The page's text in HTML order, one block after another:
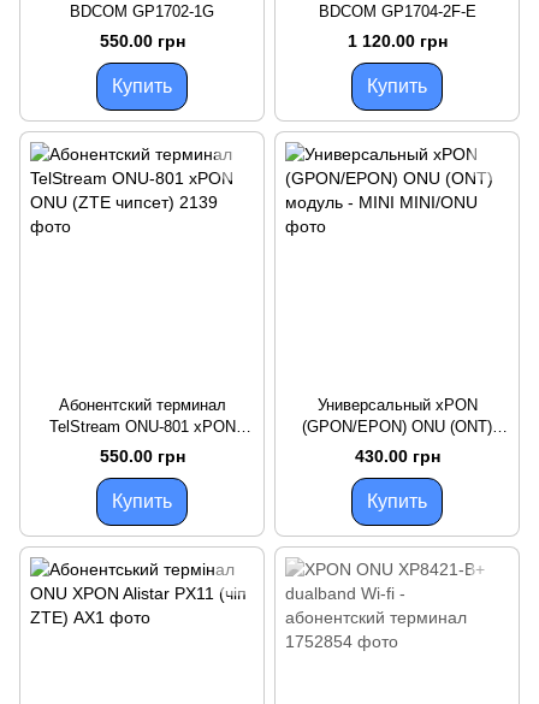
BDCOM GP1702-1G
550.00 грн
Купить
BDCOM GP1704-2F-E
1 120.00 грн
Купить
Абонентский терминал
TelStream ONU-801 xPON
ONU (ZTE чипсет)
550.00 грн
Купить
Универсальный xPON
(GPON/EPON) ONU (ONT)
модуль - MINI
430.00 грн
Купить